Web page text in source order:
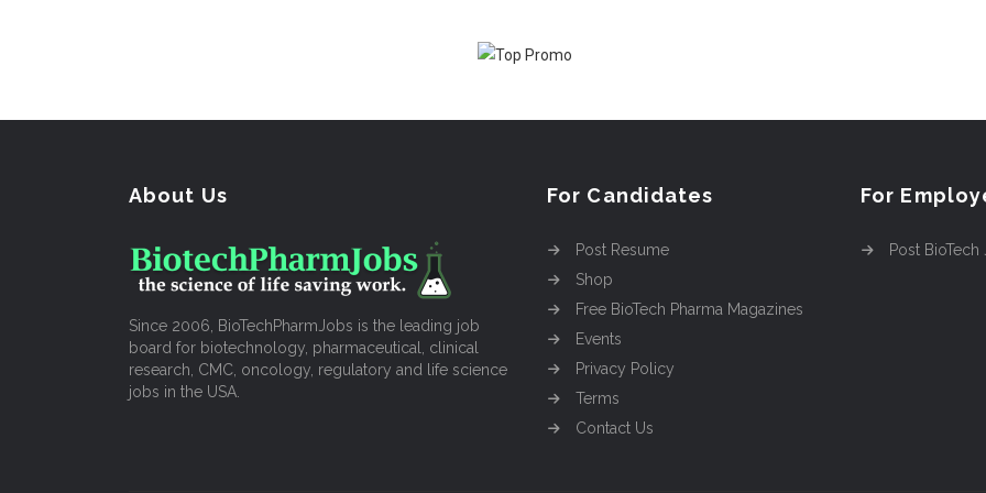
About Us
Since 2006, BioTechPharmJobs is the leading job
board for biotechnology, pharmaceutical, clinical
research, CMC, oncology, regulatory and life science
jobs in the USA.
For Candidates
Post Resume
Shop
Free BioTech Pharma Magazines
Events
Privacy Policy
Terms
Contact Us
For
Post BioTech